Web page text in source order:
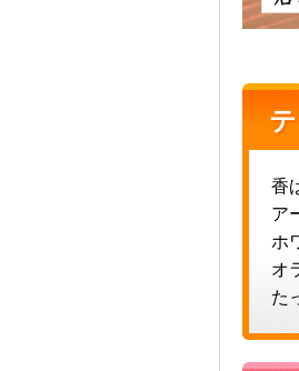
香
ア
ホ
オ
た